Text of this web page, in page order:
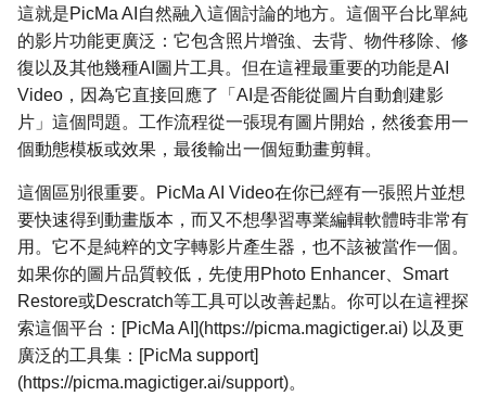
這就是PicMa AI自然融入這個討論的地方。這個平台比單純
的影片功能更廣泛：它包含照片增強、去背、物件移除、修
復以及其他幾種AI圖片工具。但在這裡最重要的功能是AI
Video，因為它直接回應了「AI是否能從圖片自動創建影
片」這個問題。工作流程從一張現有圖片開始，然後套用一
個動態模板或效果，最後輸出一個短動畫剪輯。
這個區別很重要。PicMa AI Video在你已經有一張照片並想
要快速得到動畫版本，而又不想學習專業編輯軟體時非常有
用。它不是純粹的文字轉影片產生器，也不該被當作一個。
如果你的圖片品質較低，先使用Photo Enhancer、Smart
Restore或Descratch等工具可以改善起點。你可以在這裡探
索這個平台：[PicMa AI](https://picma.magictiger.ai) 以及更
廣泛的工具集：[PicMa support]
(https://picma.magictiger.ai/support)。